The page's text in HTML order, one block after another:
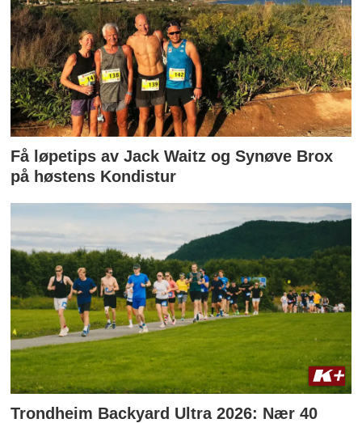
Få løpetips av Jack Waitz og Synøve Brox
på høstens Kondistur
Trondheim Backyard Ultra 2026: Nær 40